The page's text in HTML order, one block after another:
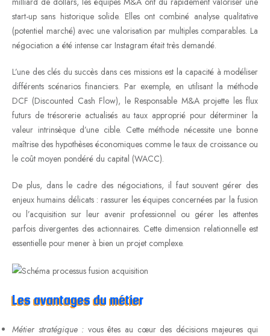
start-up sans historique solide. Elles ont combiné analyse qualitative
(potentiel marché) avec une valorisation par multiples comparables. La
négociation a été intense car Instagram était très demandé.
L’une des clés du succès dans ces missions est la capacité à modéliser
différents scénarios financiers. Par exemple, en utilisant la méthode
DCF (Discounted Cash Flow), le Responsable M&A projette les flux
futurs de trésorerie actualisés au taux approprié pour déterminer la
valeur intrinsèque d’une cible. Cette méthode nécessite une bonne
maîtrise des hypothèses économiques comme le taux de croissance ou
le coût moyen pondéré du capital (WACC).
De plus, dans le cadre des négociations, il faut souvent gérer des
enjeux humains délicats : rassurer les équipes concernées par la fusion
ou l’acquisition sur leur avenir professionnel ou gérer les attentes
parfois divergentes des actionnaires. Cette dimension relationnelle est
essentielle pour mener à bien un projet complexe.
Les avantages du métier
Métier stratégique : vous êtes au cœur des décisions majeures qui